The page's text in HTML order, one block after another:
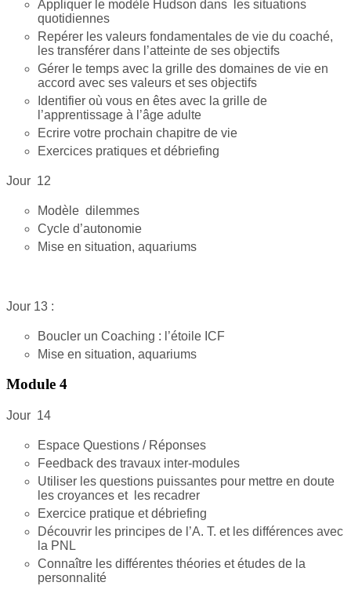
Appliquer le modèle Hudson dans les situations
quotidiennes
Repérer les valeurs fondamentales de vie du coaché,
les transférer dans l’atteinte de ses objectifs
Gérer le temps avec la grille des domaines de vie en
accord avec ses valeurs et ses objectifs
Identifier où vous en êtes avec la grille de
l’apprentissage à l’âge adulte
Ecrire votre prochain chapitre de vie
Exercices pratiques et débriefing
Jour 12
Modèle dilemmes
Cycle d’autonomie
Mise en situation, aquariums
Jour 13 :
Boucler un Coaching : l’étoile ICF
Mise en situation, aquariums
Module 4
Jour 14
Espace Questions / Réponses
Feedback des travaux inter-modules
Utiliser les questions puissantes pour mettre en doute
les croyances et les recadrer
Exercice pratique et débriefing
Découvrir les principes de l’A. T. et les différences avec
la PNL
Connaître les différentes théories et études de la
personnalité